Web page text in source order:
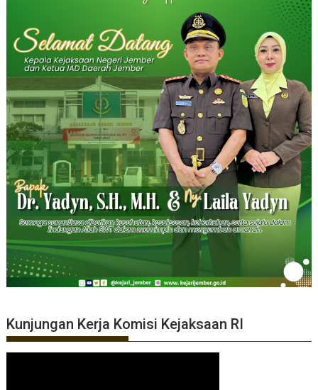
Kunjungan Kerja Komisi Kejaksaan RI